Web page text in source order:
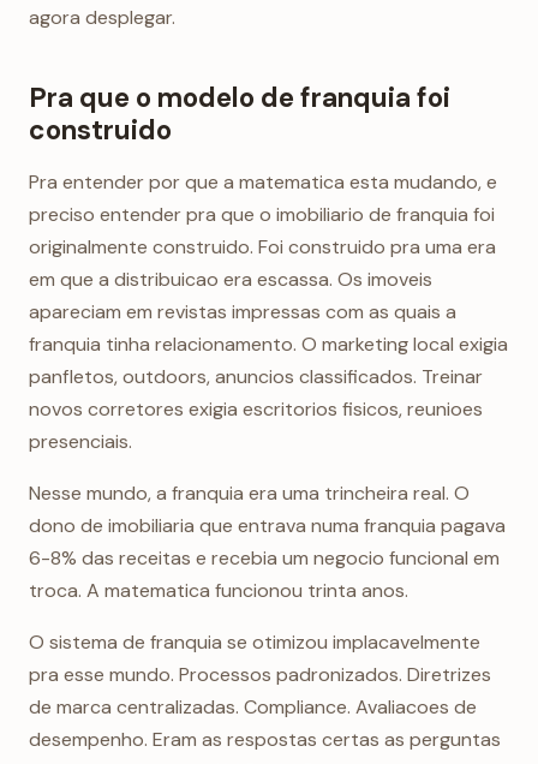
agora desplegar.
Pra que o modelo de franquia foi
construido
Pra entender por que a matematica esta mudando, e
preciso entender pra que o imobiliario de franquia foi
originalmente construido. Foi construido pra uma era
em que a distribuicao era escassa. Os imoveis
apareciam em revistas impressas com as quais a
franquia tinha relacionamento. O marketing local exigia
panfletos, outdoors, anuncios classificados. Treinar
novos corretores exigia escritorios fisicos, reunioes
presenciais.
Nesse mundo, a franquia era uma trincheira real. O
dono de imobiliaria que entrava numa franquia pagava
6-8% das receitas e recebia um negocio funcional em
troca. A matematica funcionou trinta anos.
O sistema de franquia se otimizou implacavelmente
pra esse mundo. Processos padronizados. Diretrizes
de marca centralizadas. Compliance. Avaliacoes de
desempenho. Eram as respostas certas as perguntas